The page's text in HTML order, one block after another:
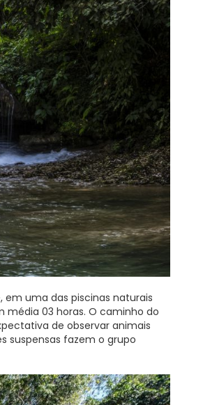
em uma das piscinas naturais
03 horas. O caminho do
de observar animais
suspensas fazem o grupo